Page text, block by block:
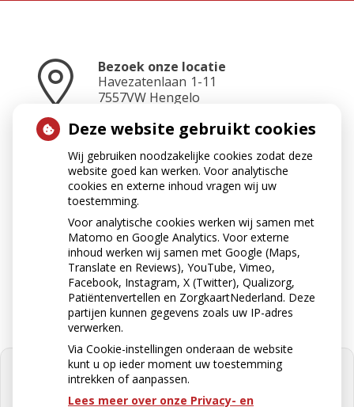
Bezoek onze locatie
Havezatenlaan 1-11
7557VW Hengelo
Neem contact op
074-2423465
Stuur ons een e-mail
apotheek@apotheekkoop.nl
Deze website gebruikt cookies
Wij gebruiken noodzakelijke cookies zodat deze
website goed kan werken. Voor analytische
cookies en externe inhoud vragen wij uw
toestemming.
Voor analytische cookies werken wij samen met
Matomo en Google Analytics. Voor externe
inhoud werken wij samen met Google (Maps,
Translate en Reviews), YouTube, Vimeo,
Facebook, Instagram, X (Twitter), Qualizorg,
Patiëntenvertellen en ZorgkaartNederland. Deze
partijen kunnen gegevens zoals uw IP-adres
verwerken.
Via Cookie-instellingen onderaan de website
kunt u op ieder moment uw toestemming
intrekken of aanpassen.
Lees meer over onze Privacy- en